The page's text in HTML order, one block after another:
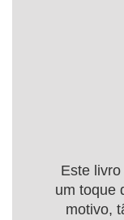
Este
um toque
motivo,